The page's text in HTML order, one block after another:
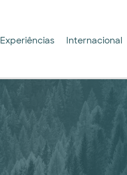
Experiências Internacional